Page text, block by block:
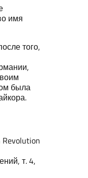
имя
того,
была
Revolution
т. 4,